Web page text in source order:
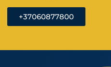
+37060877800